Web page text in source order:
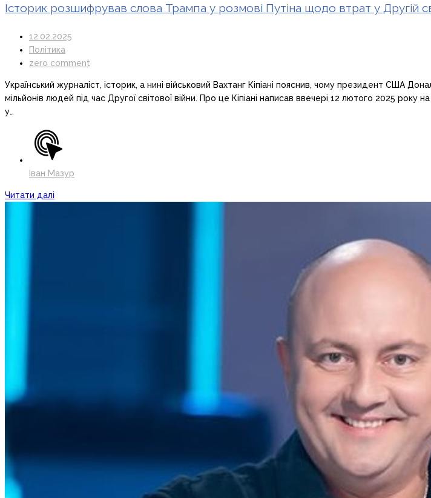
Історик розшифрував слова Трампа у розмові Путіна щодо втрат у Другій
12.02.2025
Політика
zero comment
Український журналіст, історик, а нині військовий Вахтанг Кіпіані пояснив, чому президент США
мільйонів людей під час Другої світової війни. Про це Кіпіані написав ввечері 12 лютого 2025
у…
Іван Мазур
Читати далі